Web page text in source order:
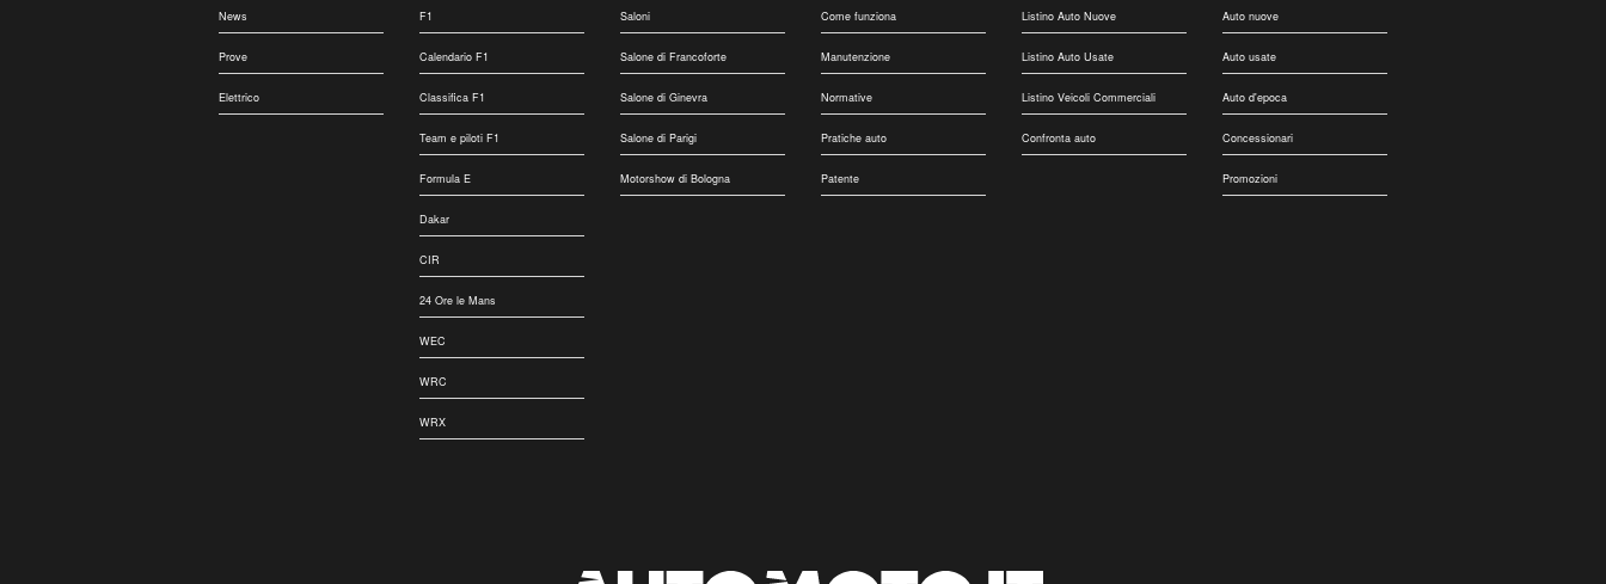
News
Prove
Elettrico
F1
Calendario F1
Classifica F1
Team e piloti F1
Formula E
Dakar
CIR
24 Ore le Mans
WEC
WRC
WRX
Saloni
Salone di Francoforte
Salone di Ginevra
Salone di Parigi
Motorshow di Bologna
Come funziona
Manutenzione
Normative
Pratiche auto
Patente
Listino Auto Nuove
Listino Auto Usate
Listino Veicoli Commerciali
Confronta auto
Auto nuove
Auto usate
Auto d'epoca
Concessionari
Promozioni